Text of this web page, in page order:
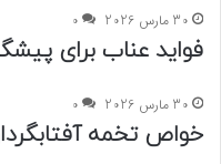
30 مارس 2026 0
فواید عناب برای
30 مارس 2026 0
خواص تخمه